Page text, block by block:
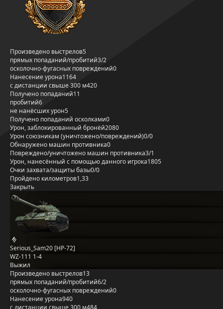
Произведено выстрелов5
прямых попаданий/пробитий3/2
осколочно-фугасных повреждений0
Нанесение урона1164
с дистанции свыше 300 м420
Получено попаданий11
пробитий6
не нанёсших урон5
Получено попаданий осколками0
Урон, заблокированный бронёй2080
Урон союзникам (уничтожено/повреждений)0/0
Обнаружено машин противника0
Повреждено/уничтожено машин противника3/1
Урон, нанесённый с помощью данного игрока1805
Очки захвата/защиты базы0/0
Пройдено километров1,33
Закрыть
Serious_Sam20 [HP-72]
WZ-111 1-4
Выжил
Произведено выстрелов13
прямых попаданий/пробитий6/2
осколочно-фугасных повреждений0
Нанесение урона940
с дистанции свыше 300 м484